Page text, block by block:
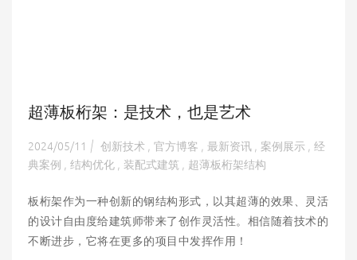
超薄板桁架：是技术，也是艺术
2024/05/11 | 创新技术 官方博客 最新资讯 案例展示 经
典案例 结构优化 装配式建筑 超薄板桁架结构
板桁架作为一种创新的钢结构形式，以其超薄的效果、灵活
的设计自由度给建筑师带来了创作灵活性。相信随着技术的
不断进步，它将在更多的项目中发挥作用！